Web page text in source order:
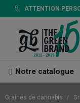
ATTENTION
Notre catalogue
Graines de cannabis